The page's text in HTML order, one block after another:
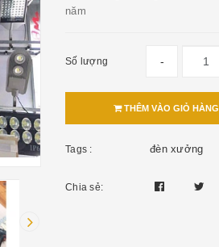
năm
Số lượng -
THÊM VÀO GIỎ HÀNG
Tags : đèn xưởng
Chia sẻ: